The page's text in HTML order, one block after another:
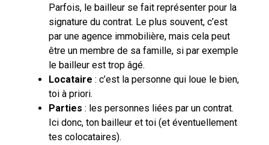
Parfois, le bailleur se fait représenter pour la
signature du contrat. Le plus souvent, c’est
par une agence immobilière, mais cela peut
être un membre de sa famille, si par exemple
le bailleur est trop âgé.
Locataire : c’est la personne qui loue le bien,
toi à priori.
Parties: les personnes liées par un contrat.
Ici donc, ton bailleur et toi (et éventuellement
tes colocataires).